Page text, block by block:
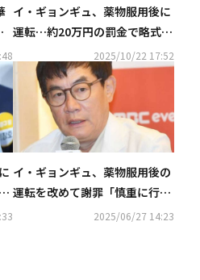
イ・ギョンギュ、薬物服用後に
運転…約20万円の罰金で略式起
2025/10/22 17:52
イ・ギョンギュ、薬物服用後の
運転を改めて謝罪「慎重に行動
2025/06/27 14:23